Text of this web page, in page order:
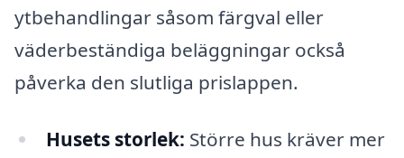
ytbehandlingar såsom färgval eller
väderbeständiga beläggningar också
påverka den slutliga prislappen.
Husets storlek: Större hus kräver mer